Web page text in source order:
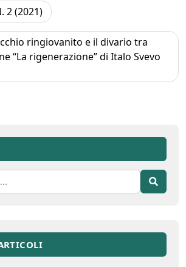
2 (2021)
ringiovanito e il divario tra
“La rigenerazione” di Italo Svevo